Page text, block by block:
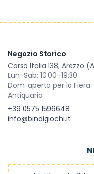
Negozio Storico
Corso Italia 138, Arezzo
Lun–Sab: 10:00–19:30
Dom: aperto per la Fiera
Antiquaria
+39 0575 1596648
info@bindigiochi.it
Indirizzo email